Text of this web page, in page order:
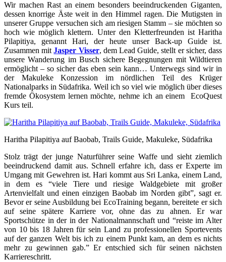
Wir machen Rast an einem besonders beeindruckenden Giganten,
dessen knorrige Äste weit in den Himmel ragen. Die Mutigsten in
unserer Gruppe versuchen sich am riesigen Stamm – sie möchten so
hoch wie möglich klettern. Unter den Kletterfreunden ist Haritha
Pilapitiya, genannt Hari, der heute unser Back-up Guide ist.
Zusammen mitJasper Visser, dem Lead Guide, stellt er sicher, dass
unsere Wanderung im Busch sichere Begegnungen mit Wildtieren
ermöglicht – so sicher das eben sein kann… Unterwegs sind wir in
der Makuleke Konzession im nördlichen Teil des Krüger
Nationalparks in Südafrika. Weil ich so viel wie möglich über dieses
fremde Ökosystem lernen möchte, nehme ich an einem EcoQuest
Kurs teil.
Haritha Pilapitiya auf Baobab, Trails Guide, Makuleke, Südafrika
Stolz trägt der junge Naturführer seine Waffe und sieht ziemlich
beeindruckend damit aus. Schnell erfahre ich, dass er Experte im
Umgang mit Gewehren ist. Hari kommt aus Sri Lanka, einem Land,
in dem es “viele Tiere und riesige Waldgebiete mit großer
Artenvielfalt und einen einzigen Baobab im Norden gibt”, sagt er.
Bevor er seine Ausbildung bei EcoTraining begann, bereitete er sich
auf seine spätere Karriere vor, ohne das zu ahnen. Er war
Sportschütze in der in der Nationalmannschaft und “reiste im Alter
von 10 bis 18 Jahren für sein Land zu professionellen Sportevents
auf der ganzen Welt bis ich zu einem Punkt kam, an dem es nichts
mehr zu gewinnen gab.” Er entschied sich für seinen nächsten
Karriereschritt.